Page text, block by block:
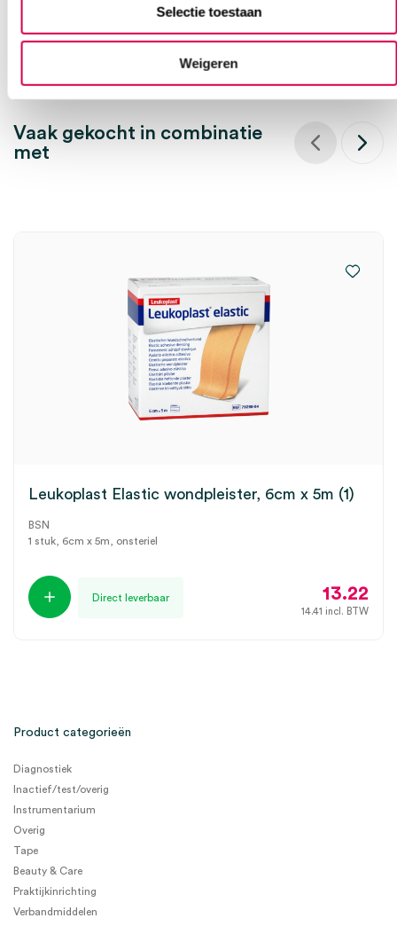
Selectie toestaan
Weigeren
Vaak gekocht in combinatie
met
Leukoplast Elastic wondpleister, 6cm x 5m (1)
BSN
1 stuk, 6cm x 5m, onsteriel
Direct leverbaar 13.22
14.41 incl. BTW
Product categorieën
Diagnostiek
Inactief/test/overig
Instrumentarium
Overig
Tape
Beauty & Care
Praktijkinrichting
Verbandmiddelen